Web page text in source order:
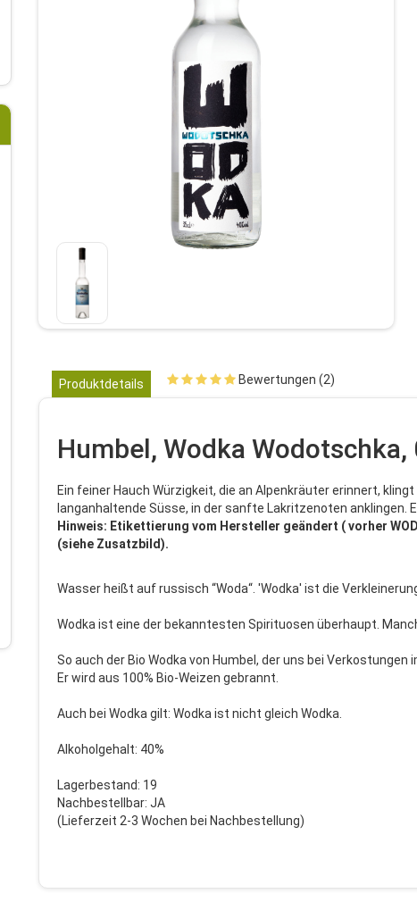
Produktdetails Bewertungen (2)
Humbel, Wodka Wodotschka,
Ein feiner Hauch Würzigkeit, die an Alpenkräuter erinnert,
langanhaltende Süsse, in der sanfte Lakritzenoten anklingen.
Hinweis: Etikettierung vom Hersteller geändert ( vorher
(siehe Zusatzbild).
Wasser heißt auf russisch “Woda“. 'Wodka' ist die
Wodka ist eine der bekanntesten Spirituosen überhaupt.
So auch der Bio Wodka von Humbel, der uns bei
Er wird aus 100% Bio-Weizen gebrannt.
Auch bei Wodka gilt: Wodka ist nicht gleich Wodka.
Alkoholgehalt: 40%
Lagerbestand: 19
Nachbestellbar: JA
(Lieferzeit 2-3 Wochen bei Nachbestellung)